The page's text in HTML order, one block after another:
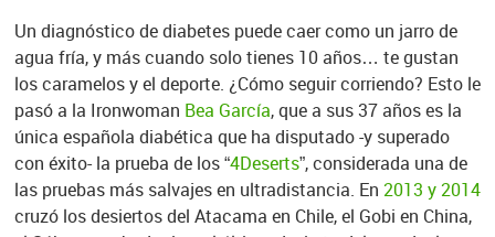
Un diagnóstico de diabetes puede caer como un jarro de
agua fría, y más cuando solo tienes 10 años… te gustan
los caramelos y el deporte. ¿Cómo seguir corriendo? Esto le
pasó a la Ironwoman Bea García, que a sus 37 años es la
única española diabética que ha disputado -y superado
con éxito- la prueba de los “4Deserts”, considerada una de
las pruebas más salvajes en ultradistancia. En 2013 y 2014
cruzó los desiertos del Atacama en Chile, el Gobi en China,